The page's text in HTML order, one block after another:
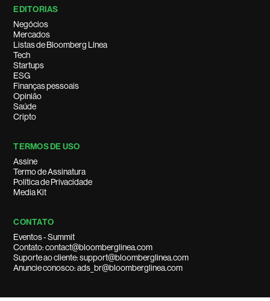
EDITORIAS
Negócios
Mercados
Listas de Bloomberg Línea
Tech
Startups
ESG
Finanças pessoais
Opinião
Saúde
Cripto
TERMOS DE USO
Assine
Termo de Assinatura
Política de Privacidade
Media Kit
CONTATO
Eventos - Summit
Contato: contact@bloomberglinea.com
Suporte ao cliente: support@bloomberglinea.com
Anuncie conosco: ads_br@bloomberglinea.com